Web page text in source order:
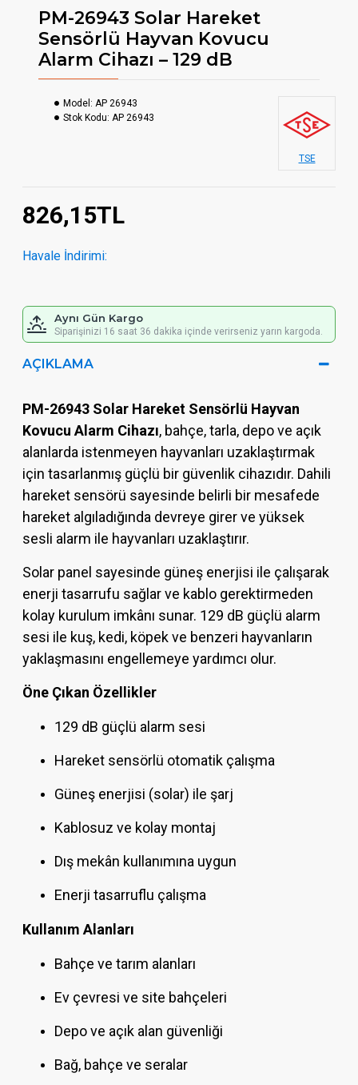
PM-26943 Solar Hareket
Sensörlü Hayvan Kovucu
Alarm Cihazı – 129 dB
826,15TL
Havale İndirimi:
Model: AP 26943
Stok Kodu: AP 26943
TSE
Aynı Gün Kargo
Siparişinizi 16 saat 36 dakika içinde verirseniz yarın kargoda.
AÇIKLAMA
PM-26943 Solar Hareket Sensörlü Hayvan
Kovucu Alarm Cihazı, bahçe, tarla, depo ve açık
alanlarda istenmeyen hayvanları uzaklaştırmak
için tasarlanmış güçlü bir güvenlik cihazıdır. Dahili
hareket sensörü sayesinde belirli bir mesafede
hareket algıladığında devreye girer ve yüksek
sesli alarm ile hayvanları uzaklaştırır.
Solar panel sayesinde güneş enerjisi ile çalışarak
enerji tasarrufu sağlar ve kablo gerektirmeden
kolay kurulum imkânı sunar. 129 dB güçlü alarm
sesi ile kuş, kedi, köpek ve benzeri hayvanların
yaklaşmasını engellemeye yardımcı olur.
Öne Çıkan Özellikler
129 dB güçlü alarm sesi
Hareket sensörlü otomatik çalışma
Güneş enerjisi (solar) ile şarj
Kablosuz ve kolay montaj
Dış mekân kullanımına uygun
Enerji tasarruflu çalışma
Kullanım Alanları
Bahçe ve tarım alanları
Ev çevresi ve site bahçeleri
Depo ve açık alan güvenliği
Bağ, bahçe ve seralar